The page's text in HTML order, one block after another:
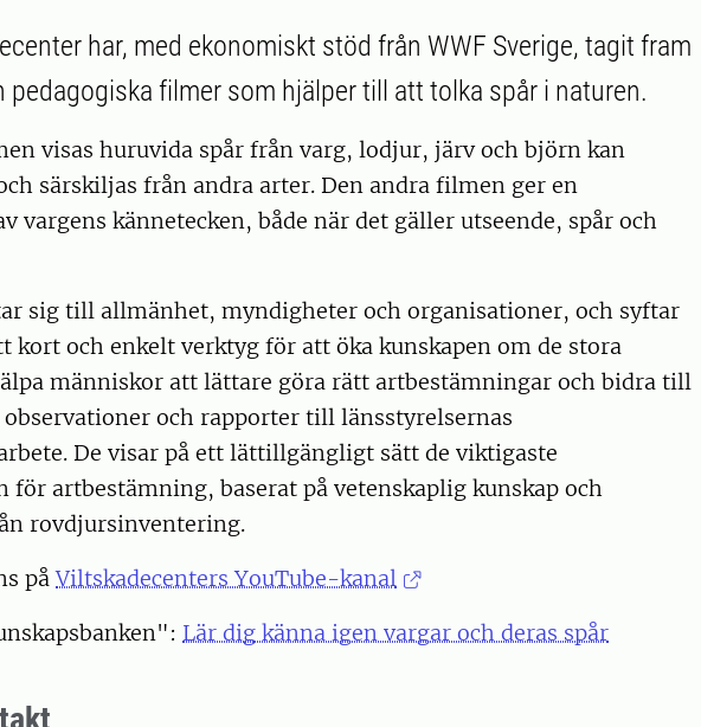
har, med ekonomiskt stöd från WWF Sverige, tagit fram
pedagogiska filmer som hjälper till att tolka spår i naturen.
visas huruvida spår från varg, lodjur, järv och björn kan
särskiljas från andra arter. Den andra filmen ger en
vargens kännetecken, både när det gäller utseende, spår och
sig till allmänhet, myndigheter och organisationer, och syftar
kort och enkelt verktyg för att öka kunskapen om de stora
människor att lättare göra rätt artbestämningar och bidra till
och rapporter till länsstyrelsernas
De visar på ett lättillgängligt sätt de viktigaste
för artbestämning, baserat på vetenskaplig kunskap och
rovdjursinventering.
påViltskadecenters YouTube-kanal
Lär dig känna igen vargar och deras spår